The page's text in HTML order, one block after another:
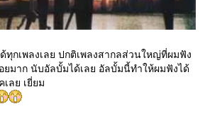
ทุกเพลงเลย ปกติเพลงสากลส่วนใหญ่ที่ผมฟัง
มาก นับอัลบั้มได้เลย อัลบั้มนี้ทำให้ผมฟังได้
เลย เยี่ยม